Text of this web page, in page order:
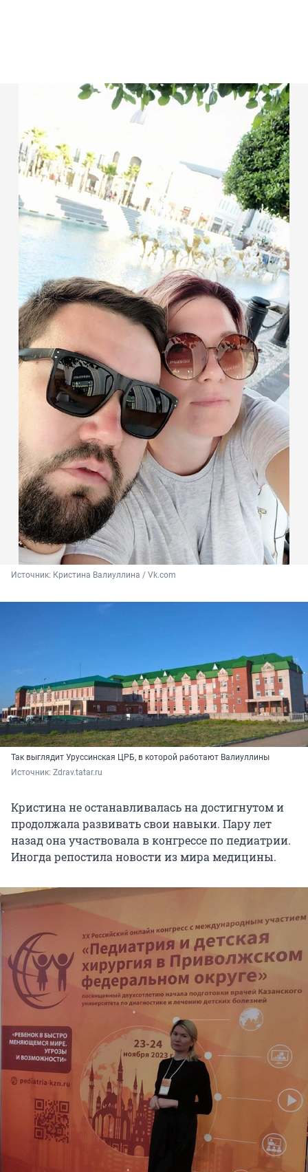
Источник: Кристина Валиуллина / Vk.com
Так выглядит Уруссинская ЦРБ, в которой работают Валиуллины
Источник: Zdrav.tatar.ru
Кристина не останавливалась на достигнутом и
продолжала развивать свои навыки. Пару лет
назад она участвовала в конгрессе по педиатрии.
Иногда репостила новости из мира медицины.